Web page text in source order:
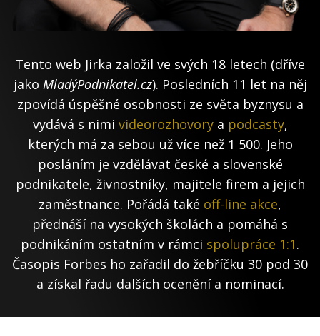
Tento web Jirka založil ve svých 18 letech (dříve
jako MladýPodnikatel.cz). Posledních 11 let na něj
zpovídá úspěšné osobnosti ze světa byznysu a
vydává s nimi videorozhovorya podcasty,
kterých má za sebou už více než 1 500. Jeho
posláním je vzdělávat české a slovenské
podnikatele, živnostníky, majitele firem a jejich
zaměstnance. Pořádá také off-line akce,
přednáší na vysokých školách a pomáhá s
podnikáním ostatním v rámci spolupráce 1:1.
Časopis Forbes ho zařadil do žebříčku 30 pod 30
a získal řadu dalších ocenění a nominací.